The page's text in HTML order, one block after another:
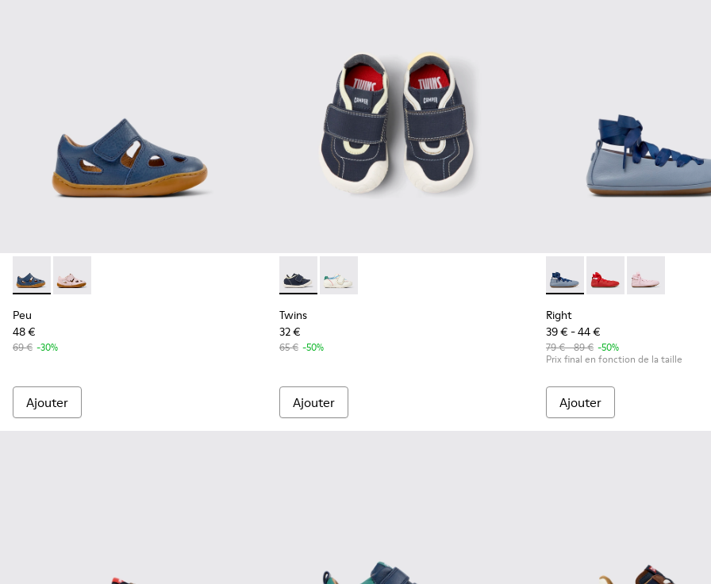
Peu - K800665-001 - Sandales en cuir bleues à bout fermé pour enfants.
Peu - K800665-002
Peu
48 €
69 € -30%
Ajouter
Twins - K800682-004 - Baskets multicolores en textile et cuir pour enfants.
Twins - K800682-002
Twins
32 €
65 € -50%
Ajouter
Right - K800674-002 -
Right - K800674-003
Right -
Right
39 € - 44 €
79 € - 89 € -50%
Prix final en fonction de la taille
Ajouter